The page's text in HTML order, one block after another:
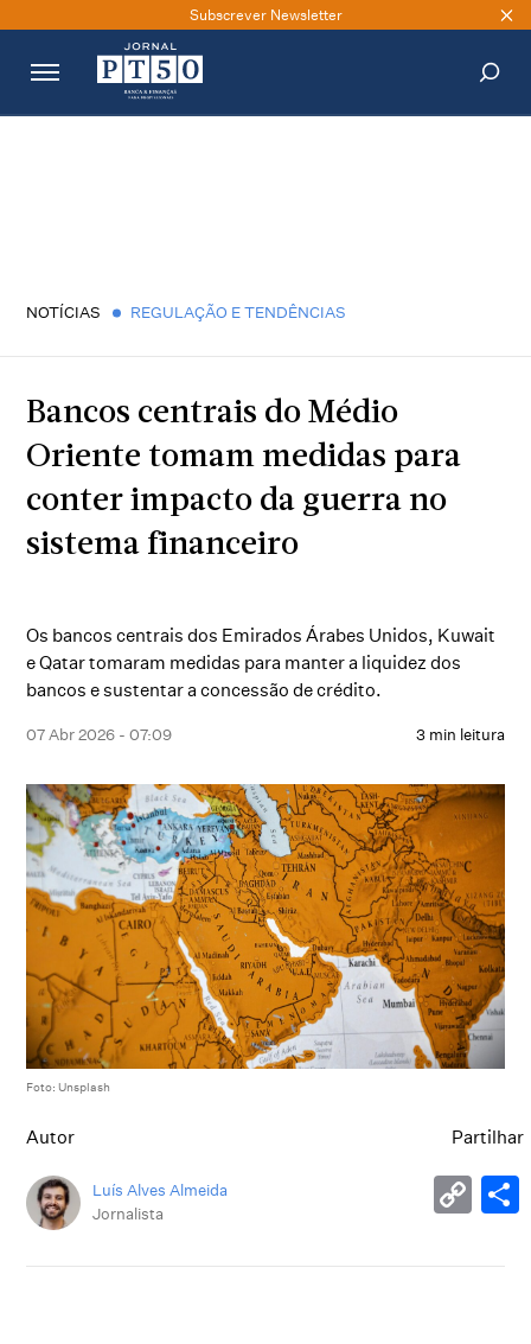
Subscrever Newsletter
NOTÍCIAS REGULAÇÃO E TENDÊNCIAS
Bancos centrais do Médio
Oriente tomam medidas para
conter impacto da guerra no
sistema financeiro
Os bancos centrais dos Emirados Árabes Unidos, Kuwait
e Qatar tomaram medidas para manter a liquidez dos
bancos e sustentar a concessão de crédito.
07 Abr 2026 - 07:09 3 min leitura
Foto: Unsplash
Autor
Luís Alves Almeida
Jornalista
Partilhar